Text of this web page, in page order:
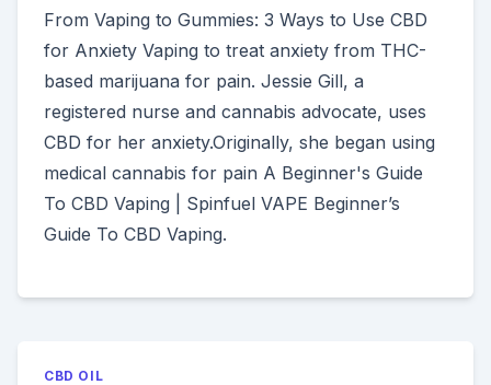
From Vaping to Gummies: 3 Ways to Use CBD
for Anxiety Vaping to treat anxiety from THC-
based marijuana for pain. Jessie Gill, a
registered nurse and cannabis advocate, uses
CBD for her anxiety.Originally, she began using
medical cannabis for pain A Beginner's Guide
To CBD Vaping | Spinfuel VAPE Beginner’s
Guide To CBD Vaping.
CBD OIL